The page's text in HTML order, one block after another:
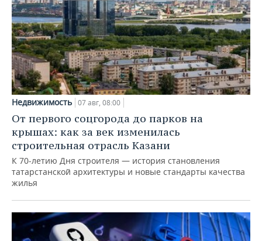
Недвижимость 07 авг, 08:00
От первого соцгорода до парков на
крышах: как за век изменилась
строительная отрасль Казани
К 70-летию Дня строителя — история становления
татарстанской архитектуры и новые стандарты качества
жилья